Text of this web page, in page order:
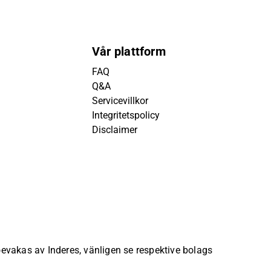
Vår plattform
FAQ
Q&A
Servicevillkor
Integritetspolicy
Disclaimer
av Inderes, vänligen se respektive bolags